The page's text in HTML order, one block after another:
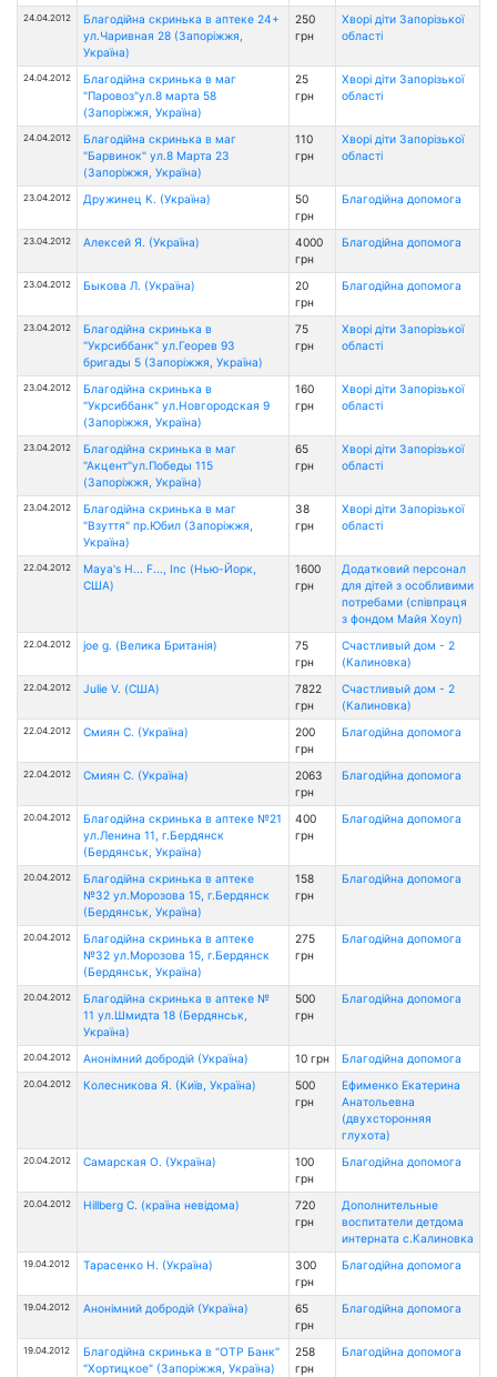
24.04.2012
Благодійна скринька в аптеке 24+
ул.Чаривная 28 (Запоріжжя,
Україна)
250
грн
Хворі діти Запорізької
області
24.04.2012
Благодійна скринька в маг
"Паровоз"ул.8 марта 58
(Запоріжжя, Україна)
25
грн
Хворі діти Запорізької
області
24.04.2012
Благодійна скринька в маг
"Барвинок" ул.8 Марта 23
(Запоріжжя, Україна)
110
грн
Хворі діти Запорізької
області
23.04.2012 Дружинец К. (Україна)
50
грн
Благодійна допомога
23.04.2012 Алексей Я. (Україна)
4000
грн
Благодійна допомога
23.04.2012 Быкова Л. (Україна)
20
грн
Благодійна допомога
23.04.2012
Благодійна скринька в
"Укрсиббанк" ул.Георев 93
бригады 5 (Запоріжжя, Україна)
75
грн
Хворі діти Запорізької
області
23.04.2012
Благодійна скринька в
"Укрсиббанк" ул.Новгородская 9
(Запоріжжя, Україна)
160
грн
Хворі діти Запорізької
області
23.04.2012
Благодійна скринька в маг
"Акцент"ул.Победы 115
(Запоріжжя, Україна)
65
грн
Хворі діти Запорізької
області
23.04.2012
Благодійна скринька в маг
"Взуття" пр.Юбил (Запоріжжя,
Україна)
38
грн
Хворі діти Запорізької
області
22.04.2012
Maya's H... F..., Inc (Нью-Йорк,
США)
1600
грн
Додатковий персонал
для дітей з особливими
потребами (співпраця
з фондом Майя Хоуп)
22.04.2012 joe g. (Велика Британія)
75
грн
Счастливый дом - 2
(Калиновка)
22.04.2012 Julie V. (США)
7822
грн
Счастливый дом - 2
(Калиновка)
22.04.2012 Смиян С. (Україна)
200
грн
Благодійна допомога
22.04.2012 Смиян С. (Україна)
2063
грн
Благодійна допомога
20.04.2012
Благодійна скринька в аптеке №21
ул.Ленина 11, г.Бердянск
(Бердянськ, Україна)
400
грн
Благодійна допомога
20.04.2012
Благодійна скринька в аптеке
№32 ул.Морозова 15, г.Бердянск
(Бердянськ, Україна)
158
грн
Благодійна допомога
20.04.2012
Благодійна скринька в аптеке
№32 ул.Морозова 15, г.Бердянск
(Бердянськ, Україна)
275
грн
Благодійна допомога
20.04.2012
Благодійна скринька в аптеке №
11 ул.Шмидта 18 (Бердянськ,
Україна)
500
грн
Благодійна допомога
20.04.2012 Анонімний добродій (Україна) 10 грн Благодійна допомога
20.04.2012 Колесникова Я. (Київ, Україна)
500
грн
Ефименко Екатерина
Анатольевна
(двухсторонняя
глухота)
20.04.2012 Самарская О. (Україна)
100
грн
Благодійна допомога
20.04.2012 Hillberg C. (країна невідома)
720
грн
Дополнительные
воспитатели детдома
интерната с.Калиновка
19.04.2012 Тарасенко Н. (Україна)
300
грн
Благодійна допомога
19.04.2012 Анонімний добродій (Україна)
65
грн
Благодійна допомога
19.04.2012
Благодійна скринька в "ОТР Банк"
"Хортицкое" (Запоріжжя, Україна)
258
грн
Благодійна допомога